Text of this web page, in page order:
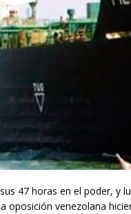
47 horas en el poder, y
oposición venezolana